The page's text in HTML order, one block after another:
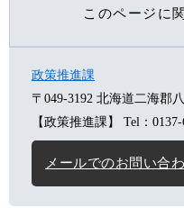
このページに
政策推進課
〒049-3192 北海道二海郡
【政策推進課】
Tel：
メールでのお問い合